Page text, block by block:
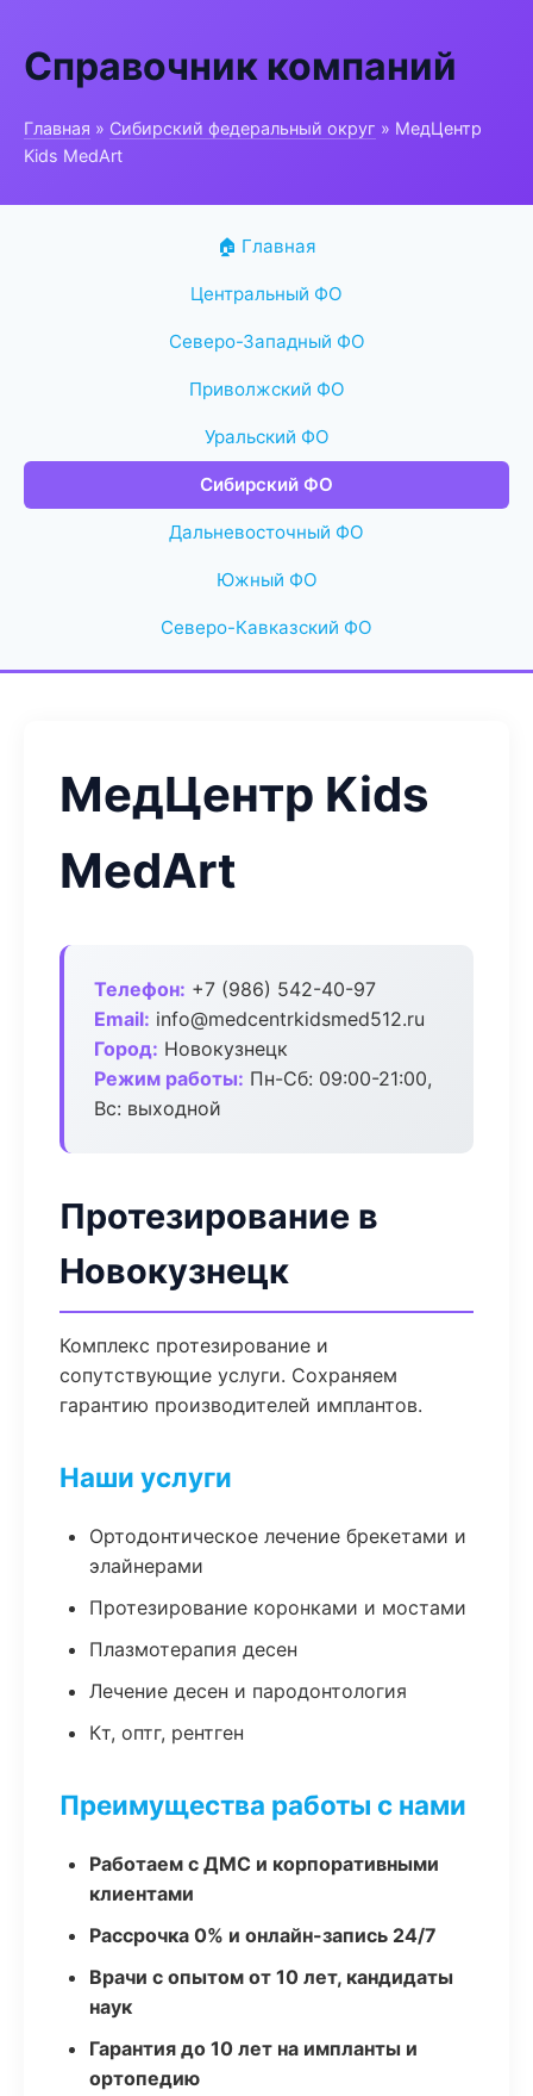
Справочник компаний
Главная » Сибирский федеральный округ » МедЦентр
Kids MedArt
🏠 Главная
Центральный ФО
Северо-Западный ФО
Приволжский ФО
Уральский ФО
Сибирский ФО
Дальневосточный ФО
Южный ФО
Северо-Кавказский ФО
МедЦентр Kids
MedArt
Телефон: +7 (986) 542-40-97
Email: info@medcentrkidsmed512.ru
Город: Новокузнецк
Режим работы: Пн-Сб: 09:00-21:00,
Вс: выходной
Протезирование в
Новокузнецк
Комплекс протезирование и
сопутствующие услуги. Сохраняем
гарантию производителей имплантов.
Наши услуги
Ортодонтическое лечение брекетами и
элайнерами
Протезирование коронками и мостами
Плазмотерапия десен
Лечение десен и пародонтология
Кт, оптг, рентген
Преимущества работы с нами
Работаем с ДМС и корпоративными
клиентами
Рассрочка 0% и онлайн-запись 24/7
Врачи с опытом от 10 лет, кандидаты
наук
Гарантия до 10 лет на импланты и
ортопедию